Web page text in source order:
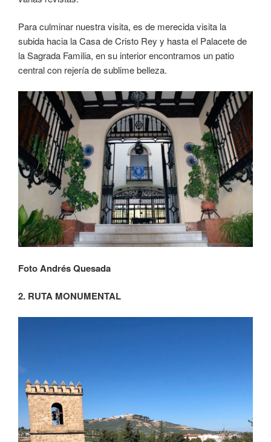
Para culminar nuestra visita, es de merecida visita la
subida hacia la Casa de Cristo Rey y hasta el Palacete de
la Sagrada Familia, en su interior encontramos un patio
central con rejería de sublime belleza.
Foto Andrés Quesada
2. RUTA MONUMENTAL